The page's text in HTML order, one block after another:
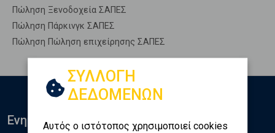
Πώληση Ξενοδοχεία ΣΑΠΕΣ
Πώληση Πάρκινγκ ΣΑΠΕΣ
Πώληση Πώληση επιχείρησης ΣΑΠΕΣ
ΣΥΛΛΟΓΗ
ΔΕΔΟΜΕΝΩΝ
Αυτός ο ιστότοπος χρησιμοποιεί cookies
Ενημερωθείτε